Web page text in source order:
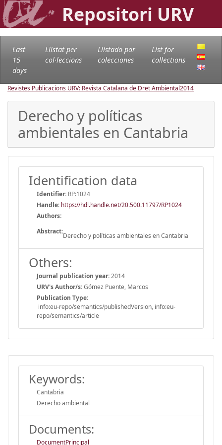
Repositori URV
Last
15
days
Llistat per
col·leccions
Llistado por
colecciones
List for
collections
Revistes Publicacions URV: Revista Catalana de Dret Ambiental2014
Derecho y políticas
ambientales en Cantabria
Identification data
Identifier: RP:1024
Handle: https://hdl.handle.net/20.500.11797/RP1024
Authors:
Abstract:
Derecho y políticas ambientales en Cantabria
Others:
Journal publication year:2014
URV's Author/s:Gómez Puente, Marcos
Publication Type:
info:eu-repo/semantics/publishedVersion, info:eu-
repo/semantics/article
Keywords:
Cantabria
Derecho ambiental
Documents:
DocumentPrincipal